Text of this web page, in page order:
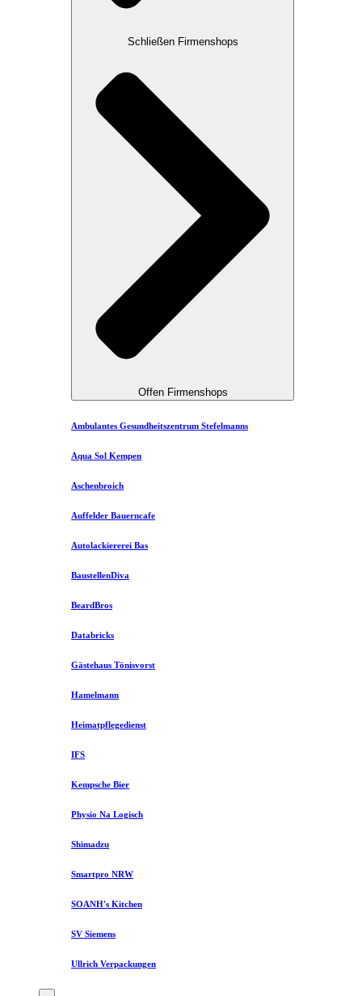
Schließen Firmenshops
Offen Firmenshops
Ambulantes Gesundheitszentrum Stefelmanns
Aqua Sol Kempen
Aschenbroich
Auffelder Bauerncafe
Autolackiererei Bas
BaustellenDiva
BeardBros
Databricks
Gästehaus Tönisvorst
Hamelmann
Heimatpflegedienst
IFS
Kempsche Bier
Physio Na Logisch
Shimadzu
Smartpro NRW
SOANH's Kitchen
SV Siemens
Ullrich Verpackungen